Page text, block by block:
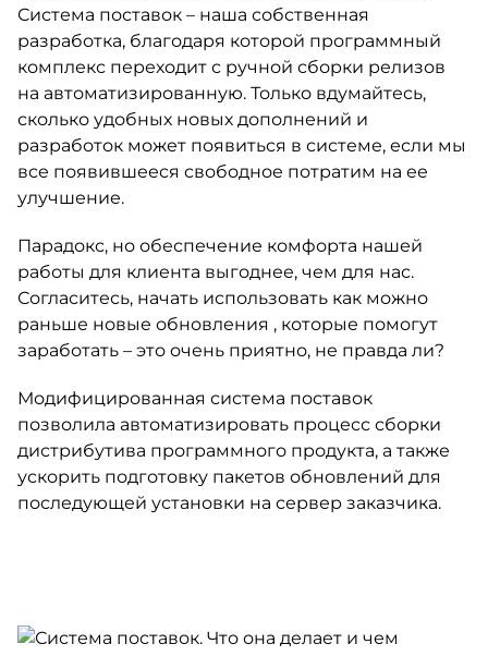
Система поставок – наша собственная
разработка, благодаря которой программный
комплекс переходит с ручной сборки релизов
на автоматизированную. Только вдумайтесь,
сколько удобных новых дополнений и
разработок может появиться в системе, если мы
все появившееся свободное потратим на ее
улучшение.
Парадокс, но обеспечение комфорта нашей
работы для клиента выгоднее, чем для нас.
Согласитесь, начать использовать как можно
раньше новые обновления , которые помогут
заработать – это очень приятно, не правда ли?
Модифицированная система поставок
позволила автоматизировать процесс сборки
дистрибутива программного продукта, а также
ускорить подготовку пакетов обновлений для
последующей установки на сервер заказчика.